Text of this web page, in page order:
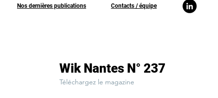
Nos dernières publications ​Contacts / équipe​
Wik Nantes N° 237
Téléchargez le magazine